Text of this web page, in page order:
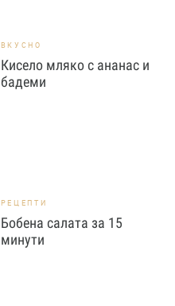
ВКУСНО
Кисело мляко с ананас и
бадеми
РЕЦЕПТИ
Бобена салата за 15
минути